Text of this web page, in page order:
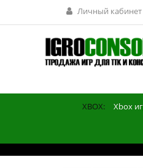
Личный кабинет
XBOX: Xbox